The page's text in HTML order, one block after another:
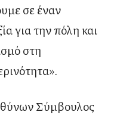
σε έναν
για την πόλη και
στη
Σύμβουλος